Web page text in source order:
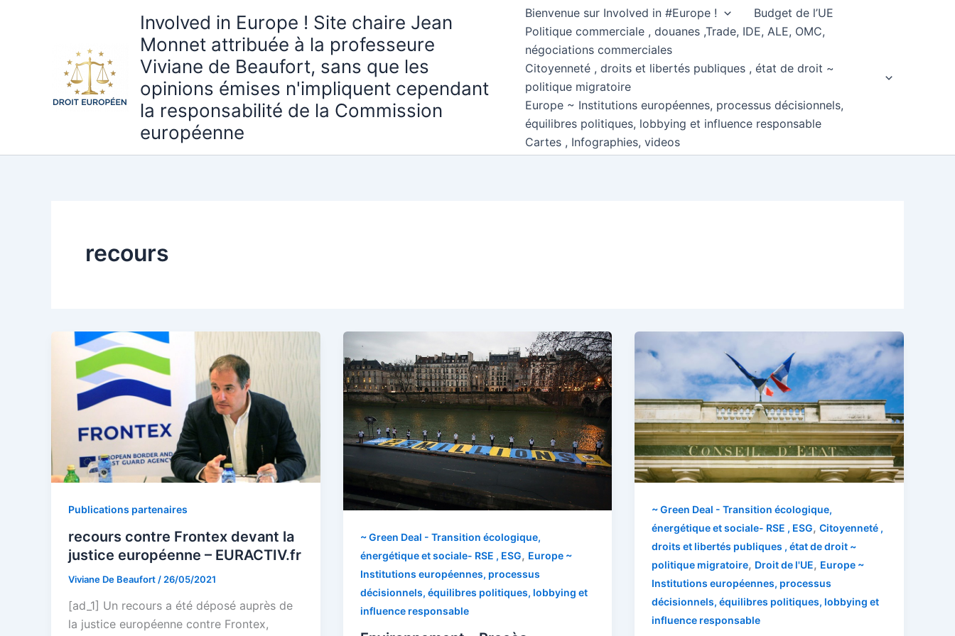
Involved in Europe ! Site chaire Jean
Monnet attribuée à la professeure
Viviane de Beaufort, sans que les
opinions émises n'impliquent cependant
la responsabilité de la Commission
européenne
Bienvenue sur Involved in #Europe !
Budget de l’UE
Politique commerciale , douanes ,Trade, IDE, ALE, OMC,
négociations commerciales
Citoyenneté , droits et libertés publiques , état de droit ~
politique migratoire
Europe ~ Institutions européennes, processus décisionnels,
équilibres politiques, lobbying et influence responsable
Cartes , Infographies, videos
recours
Publications partenaires
recours contre Frontex devant la
justice européenne – EURACTIV.fr
Viviane De Beaufort / 26/05/2021
[ad_1] Un recours a été déposé auprès de
la justice européenne contre Frontex,
~ Green Deal - Transition écologique,
énergétique et sociale- RSE , ESG, Europe ~
Institutions européennes, processus
décisionnels, équilibres politiques, lobbying et
influence responsable
~ Green Deal - Transition écologique,
énergétique et sociale- RSE , ESG,Citoyenneté ,
droits et libertés publiques , état de droit ~
politique migratoire, Droit de l'UE, Europe ~
Institutions européennes, processus
décisionnels, équilibres politiques, lobbying et
influence responsable